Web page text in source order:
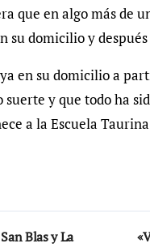
que en algo más de
domicilio y
en su domicilio a
y que todo ha
a la Escuela
Blas y La